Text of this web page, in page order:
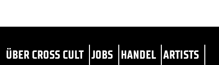
ÜBER CROSS CULT JOBS HANDEL ARTISTS